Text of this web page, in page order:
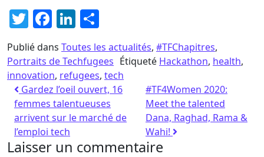
Twitter
Facebook
LinkedIn
Publié dans Toutes les actualités, #TFChapitres,
Portraits de Techfugees Étiqueté Hackathon, health,
innovation, refugees, tech
Gardez l’oeil ouvert, 16
femmes talentueuses
arrivent sur le marché de
l’emploi tech
#TF4Women 2020:
Meet the talented
Dana, Raghad, Rama &
Wahi!
Laisser un commentaire